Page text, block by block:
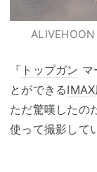
『 トップガン マ
とができるIMAX
ただ驚嘆したの
使って撮影して